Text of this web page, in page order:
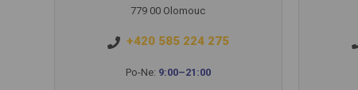
779 00 Olomouc
+420 585 224 275
Po-Ne: 9:00–21:00